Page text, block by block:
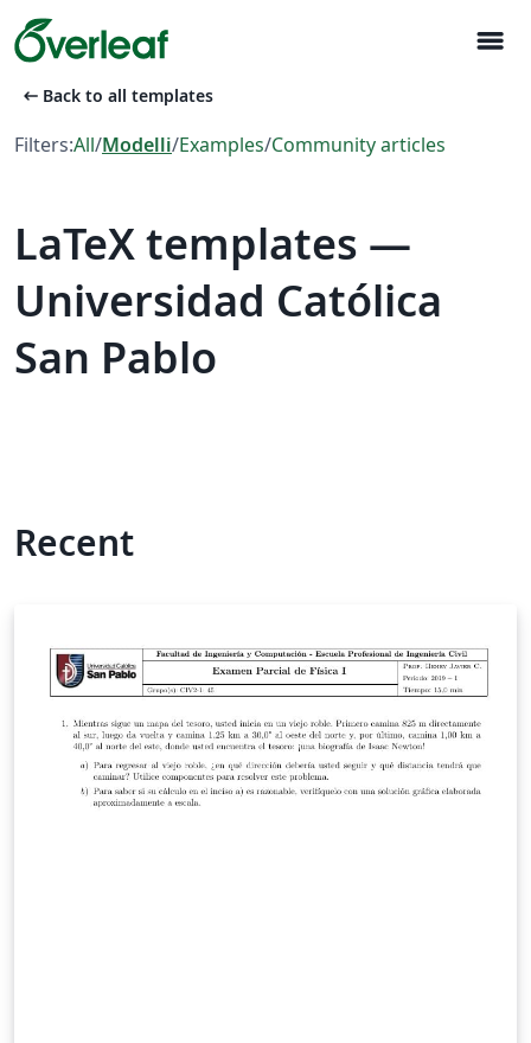
menu
arrow_left_alt Back to all templates
Filters:All/Modelli/Examples/Community articles
LaTeX templates —
Universidad Católica
San Pablo
Recent